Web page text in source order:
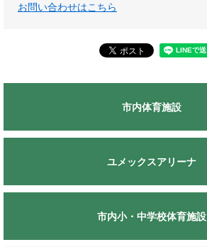
お問い合わせはこちら
市内体育施設
ユメックスアリーナ
市内小・中学校体育施設